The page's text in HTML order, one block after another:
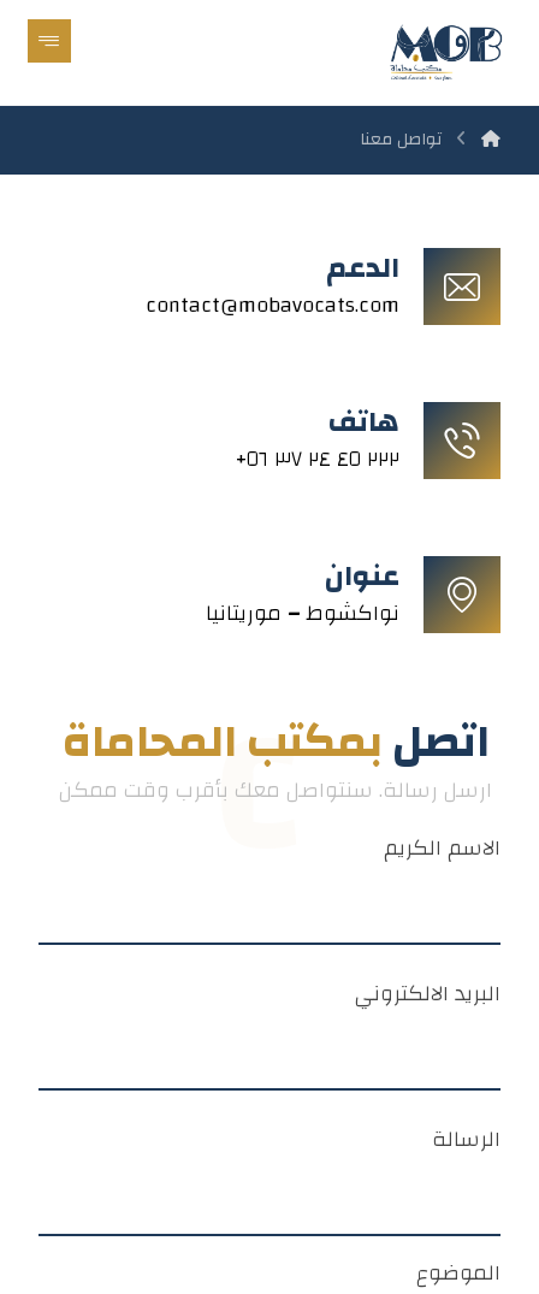
تواصل معنا
الدعم
contact@mobavocats.com
هاتف
+٢٢٢ ٤٥ ٢٤ ٣٧ ٥٦
عنوان
نواكشوط– موريتانيا
C اتصلبمكتب المحاماة
ارسل رسالة. سنتواصل معك بأقرب وقت ممكن
الاسم الكريم
البريد الالكتروني
الرسالة
الموضوع